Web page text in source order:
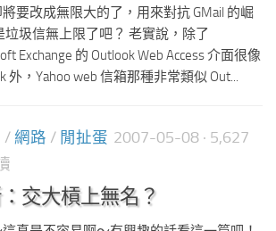
要改成無限大的了，用來對抗 GMail 的崛
垃圾信無上限了吧？ 老實說，除了
Exchange 的 Outlook Web Access 介面很像
外，Yahoo web 信箱那種非常類似 Out...
/ 網路 / 閒扯蛋 2007-05-08 · 5,627
交大槓上無名？